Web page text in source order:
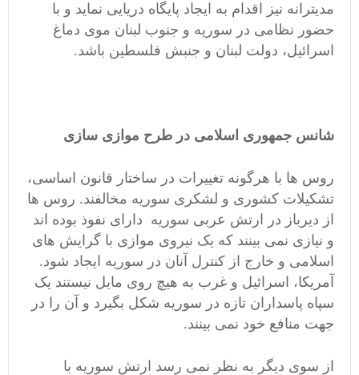
مدیترانه نیز اقدام به ایجاد پایگاه دریایی نماید و با
حضور نظامی در سوریه و جنوب لبنان موی دماغ
اسرائیل، دولت لبنان و جنبش فلسطین باشد.
شانس جمهوری اسلامی در طرح موازی سازی
روس ها با هرگونه تغییرات در ساختار قانون اساسی،
تشکیلات کشوری و لشکری سوریه مخالفند. روس ها
از دیرباز در ارتش عربی سوریه دارای نفوذ بوده اند
و نیازی نمی بینند که یک نیروی موازی با گرایش های
اسلامی و خارج از کنترل آنان در سوریه ایجاد شود.
آمریکا، اسرائیل و غرب به هیچ روی مایل نیستند یک
سپاه پاسداران تازه در سوریه شکل بگیرد و آن را در
جهت منافع خود نمی بینند.
از سوی دیگر به نظر نمی رسد ارتش سوریه با